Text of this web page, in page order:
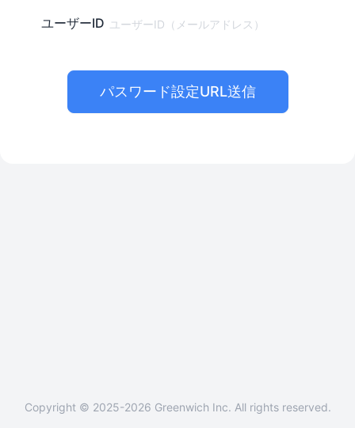
ユーザーID
パスワード設定URL送信
Copyright © 2025-2026 Greenwich Inc. All rights reserved.